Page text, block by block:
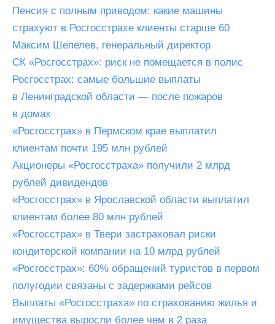
Пенсия с полным приводом: какие машины
страхуют в Росгосстрахе клиенты старше 60
Максим Шепелев, генеральный директор
СК «Росгосстрах»: риск не помещается в полис
Росгосстрах: самые большие выплаты
в Ленинградской области — после пожаров
в домах
«Росгосстрах» в Пермском крае выплатил
клиентам почти 195 млн рублей
Акционеры «Росгосстраха» получили 2 млрд
рублей дивидендов
«Росгосстрах» в Ярославской области выплатил
клиентам более 80 млн рублей
«Росгосстрах» в Твери застраховал риски
кондитерской компании на 10 млрд рублей
«Росгосстрах»: 60% обращений туристов в первом
полугодии связаны с задержками рейсов
Выплаты «Росгосстраха» по страхованию жилья и
имущества выросли более чем в 2 раза